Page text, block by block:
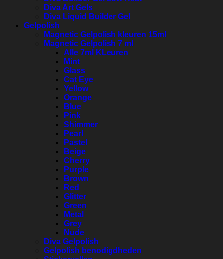
Diva Art Gels
Diva Liquid Builder Gel
Gelpolish
Magnetic Gelpolish kleuren 15ml
Magnetic Gelpolish 7 ml
Alle 7ml KLeuren
Mint
Glass
Cat Eye
Yellow
Orange
Blue
Pink
Shimmer
Pearl
Pastel
Beige
Cherry
Purple
Brown
Red
Glitter
Green
Metal
Grey
Nude
Diva Gelpolish
Gelpolish benodigdheden